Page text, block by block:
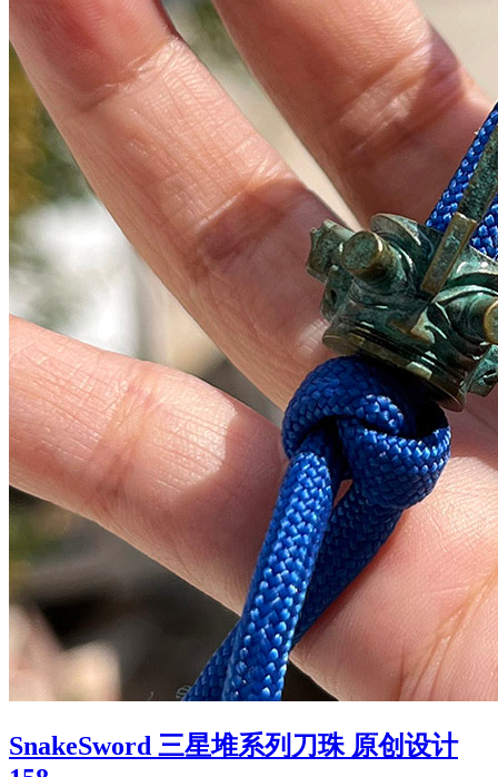
SnakeSword 三星堆系列刀珠 原创设计